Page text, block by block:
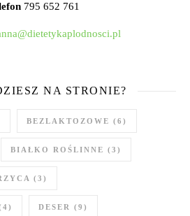
795 652 761
NA STRONIE?
BEZLAKTOZOWE (6)
BIAŁKO ROŚLINNE (3)
(3)
DESER (9)